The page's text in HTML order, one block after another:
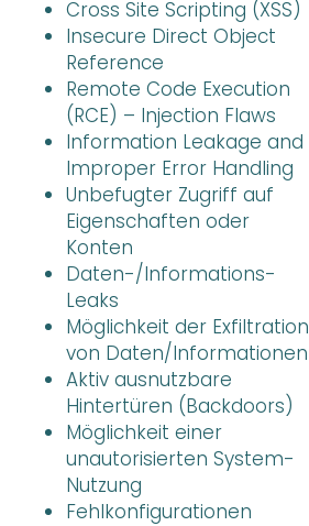
Cross Site Scripting (XSS)
Insecure Direct Object
Reference
Remote Code Execution
(RCE) – Injection Flaws
Information Leakage and
Improper Error Handling
Unbefugter Zugriff auf
Eigenschaften oder
Konten
Daten-/Informations-
Leaks
Möglichkeit der Exfiltration
von Daten/Informationen
Aktiv ausnutzbare
Hintertüren (Backdoors)
Möglichkeit einer
unautorisierten System-
Nutzung
Fehlkonfigurationen